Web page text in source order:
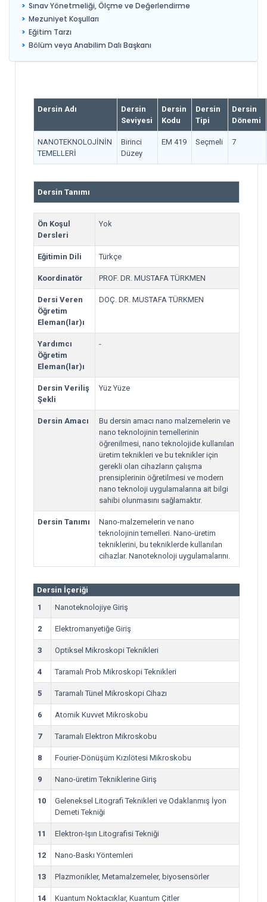
Sınav Yönetmeliği, Ölçme ve Değerlendirme
Mezuniyet Koşulları
Eğitim Tarzı
Bölüm veya Anabilim Dalı Başkanı
Dersin Adı
Dersin
Seviyesi
Dersin
Kodu
Dersin
Tipi
Dersin
Dönemi
NANOTEKNOLOJİNİN
TEMELLERİ
Birinci
Düzey
EM 419 Seçmeli 7
Dersin Tanımı
Ön Koşul
Dersleri
Yok
Eğitimin Dili Türkçe
Koordinatör PROF. DR. MUSTAFA TÜRKMEN
Dersi Veren
Öğretim
Eleman(lar)ı
DOÇ. DR. MUSTAFA TÜRKMEN
Yardımcı
Öğretim
Eleman(lar)ı
-
Dersin Veriliş
Şekli
Yüz Yüze
Dersin Amacı
Bu dersin amacı nano malzemelerin ve
nano teknolojinin temellerinin
öğrenilmesi, nano teknolojide kullanılan
üretim teknikleri ve bu teknikler için
gerekli olan cihazların çalışma
prensiplerinin öğretilmesi ve modern
nano teknoloji uygulamalarına ait bilgi
sahibi olunmasını sağlamaktır.
Dersin Tanımı
Nano-malzemelerin ve nano
teknolojinin temelleri. Nano-üretim
tekniklerini, bu tekniklerde kullanılan
cihazlar. Nanoteknoloji uygulamalarını.
Dersin İçeriği
1
Nanoteknolojiye Giriş
2 Elektromanyetiğe Giriş
3 Optiksel Mikroskopi Teknikleri
4 Taramalı Prob Mikroskopi Teknikleri
5 Taramalı Tünel Mikroskopi Cihazı
6 Atomik Kuvvet Mikroskobu
7 Taramalı Elektron Mikroskobu
8 Fourier-Dönüşüm Kızılötesi Mikroskobu
9 Nano-üretim Tekniklerine Giriş
10
Geleneksel Litografi Teknikleri ve Odaklanmış İyon
Demeti Tekniği
11 Elektron-Işın Litografisi Tekniği
12 Nano-Baskı Yöntemleri
13 Plazmonikler, Metamalzemeler, biyosensörler
14 Kuantum Noktacıklar, Kuantum Çitler